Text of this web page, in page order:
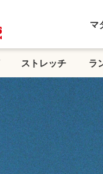
マ
ストレッチ ラ